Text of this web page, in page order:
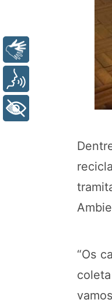
“Os
+ Acessibilidade